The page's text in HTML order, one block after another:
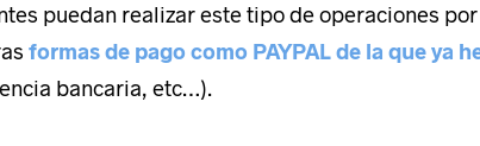
puedan realizar este tipo de operaciones
formas de pago como PAYPAL de la que ya
bancaria, etc…).